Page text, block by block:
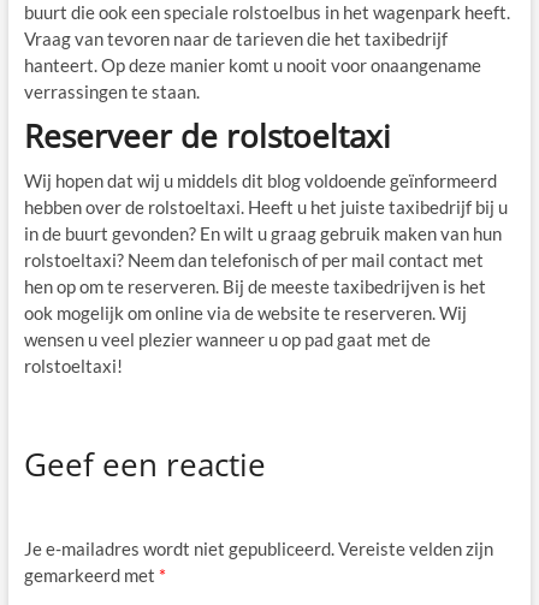
buurt die ook een speciale rolstoelbus in het wagenpark heeft.
Vraag van tevoren naar de tarieven die het taxibedrijf
hanteert. Op deze manier komt u nooit voor onaangename
verrassingen te staan.
Reserveer de rolstoeltaxi
Wij hopen dat wij u middels dit blog voldoende geïnformeerd
hebben over de rolstoeltaxi. Heeft u het juiste taxibedrijf bij u
in de buurt gevonden? En wilt u graag gebruik maken van hun
rolstoeltaxi? Neem dan telefonisch of per mail contact met
hen op om te reserveren. Bij de meeste taxibedrijven is het
ook mogelijk om online via de website te reserveren. Wij
wensen u veel plezier wanneer u op pad gaat met de
rolstoeltaxi!
Geef een reactie
Je e-mailadres wordt niet gepubliceerd.Vereiste velden zijn
gemarkeerd met *